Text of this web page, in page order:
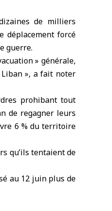
de milliers
déplacement forcé
guerre.
» générale,
», a fait noter
prohibant tout
de regagner leurs
6 % du territoire
qu’ils tentaient de
au 12 juin plus de